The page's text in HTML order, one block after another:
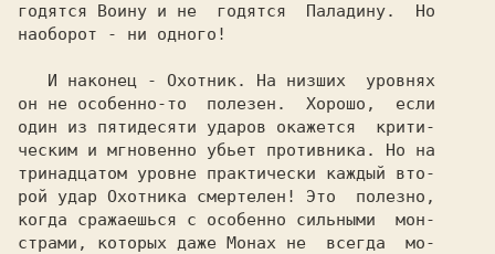
годятся Воину и не  годятся  Паладину.  Но
наоборот - ни одного!
он не особенно-то  полезен.  Хорошо,  если
один из пятидесяти ударов окажется  крити-
ческим и мгновенно убьет противника. Но на
тринадцатом уровне практически каждый вто-
рой удар Охотника смертелен! Это  полезно,
когда сражаешься с особенно сильными  мон-
страми, которых даже Монах не  всегда  мо-